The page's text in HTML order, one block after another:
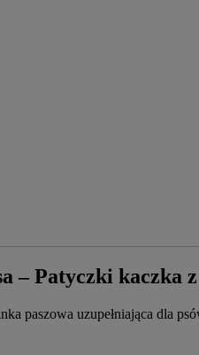
– Patyczki kaczka
paszowa uzupełniająca dla